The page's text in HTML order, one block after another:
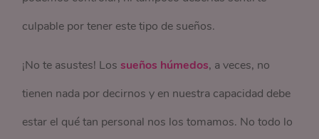
culpable por tener este tipo de sueños.
¡No te asustes! Lossueños húmedos, a veces, no
tienen nada por decirnos y en nuestra capacidad debe
estar el qué tan personal nos los tomamos. No todo lo